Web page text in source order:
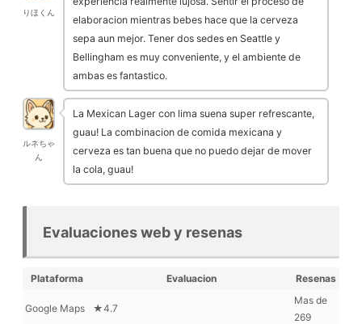
りほくん
elaboracion mientras bebes hace que la cerveza
sepa aun mejor. Tener dos sedes en Seattle y
Bellingham es muy conveniente, y el ambiente de
ambas es fantastico.
ルネちゃ
ん
La Mexican Lager con lima suena super refrescante,
guau! La combinacion de comida mexicana y
cerveza es tan buena que no puedo dejar de mover
la cola, guau!
Evaluaciones web y resenas
Plataforma Evaluacion Resenas
Google Maps ★4.7
Mas de
269